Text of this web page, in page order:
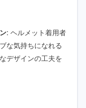
: ヘルメット着用者
な気持ちになれる
デザインの工夫を